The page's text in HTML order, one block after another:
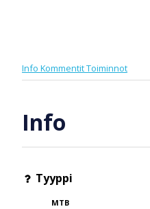
Info KommentitToiminnot
Info
Tyyppi
MTB